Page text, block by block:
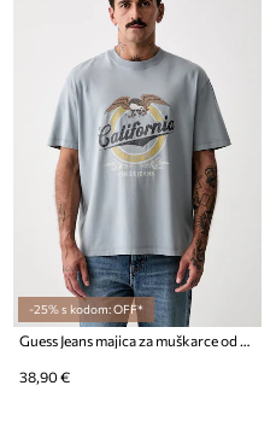
-25% s kodom: OFF*
38,90 €